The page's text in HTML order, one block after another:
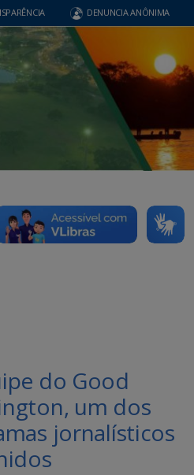
DENUNCIA ANÔNIMA
do Good
um dos
jornalísticos